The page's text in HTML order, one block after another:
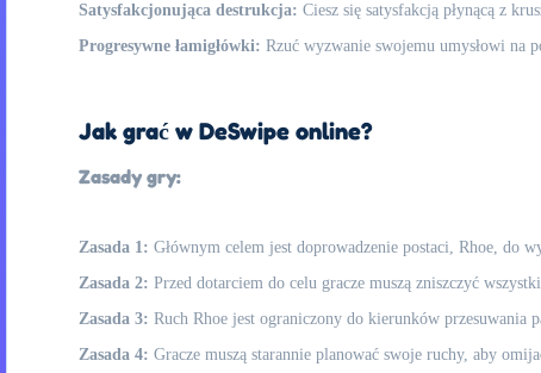
Satysfakcjonująca destrukcja: Ciesz się satysfakcją płynącą z
Progresywne łamigłówki: Rzuć wyzwanie swojemu umysłowi na
Jak grać w DeSwipe online?
Zasady gry:
Zasada 1: Głównym celem jest doprowadzenie postaci, Rhoe, do
Zasada 2: Przed dotarciem do celu gracze muszą zniszczyć
Zasada 3: Ruch Rhoe jest ograniczony do kierunków przesuwania
Zasada 4: Gracze muszą starannie planować swoje ruchy, aby